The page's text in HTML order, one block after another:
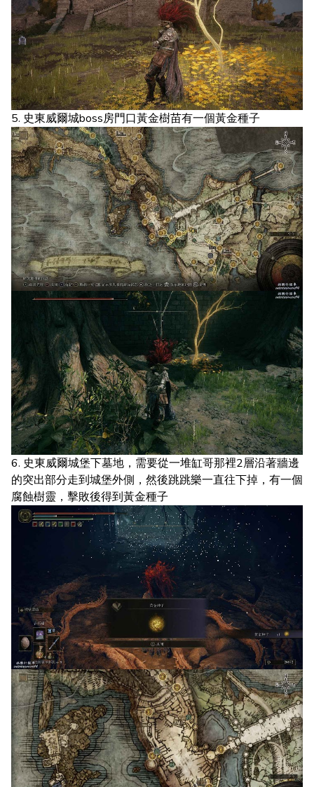
5. 史東威爾城boss房門口黃金樹苗有一個黃金種子
6. 史東威爾城堡下墓地，需要從一堆缸哥那裡2層沿著牆邊
的突出部分走到城堡外側，然後跳跳樂一直往下掉，有一個
腐蝕樹靈，擊敗後得到黃金種子